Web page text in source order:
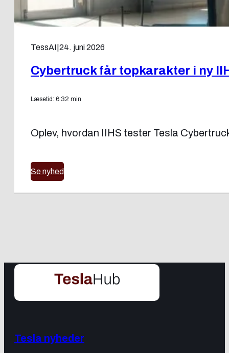
TessAI 24. juni 2026
Cybertruck får topkarakter i ny
Læsetid: 6:32 min
Oplev, hvordan IIHS tester Tesla
Se nyhed
Tesla nyheder